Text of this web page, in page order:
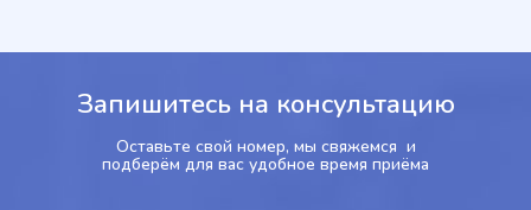
Запишитесь на консультацию
Оставьте свой номер, мы свяжемся и
подберём для вас удобное время приёма